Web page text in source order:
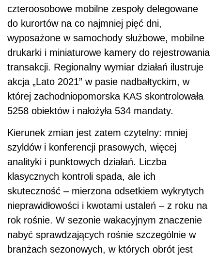
czteroosobowe mobilne zespoły delegowane
do kurortów na co najmniej pięć dni,
wyposażone w samochody służbowe, mobilne
drukarki i miniaturowe kamery do rejestrowania
transakcji. Regionalny wymiar działań ilustruje
akcja „Lato 2021” w pasie nadbałtyckim, w
której zachodniopomorska KAS skontrolowała
5258 obiektów i nałożyła 534 mandaty.
Kierunek zmian jest zatem czytelny: mniej
szyldów i konferencji prasowych, więcej
analityki i punktowych działań. Liczba
klasycznych kontroli spada, ale ich
skuteczność – mierzona odsetkiem wykrytych
nieprawidłowości i kwotami ustaleń – z roku na
rok rośnie. W sezonie wakacyjnym znaczenie
nabyć sprawdzających rośnie szczególnie w
branżach sezonowych, w których obrót jest